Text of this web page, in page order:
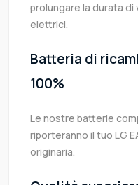
prolungare la durata di
elettrici.
Batteria di
100%
Le nostre batterie
riporteranno il tuo LG
originaria.